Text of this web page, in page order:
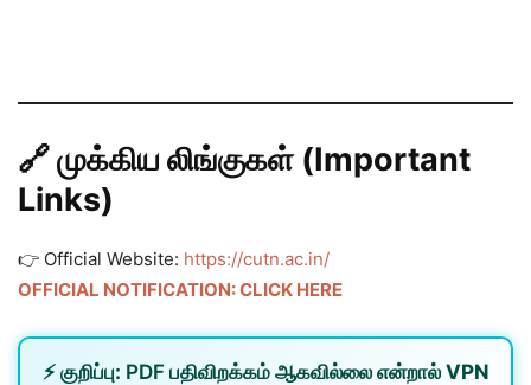
🔗 முக்கிய லிங்குகள் (Important
Links)
👉 Official Website: https://cutn.ac.in/
OFFICIAL NOTIFICATION: CLICK HERE
⚡ குறிப்பு: PDF பதிவிறக்கம் ஆகவில்லை என்றால் VPN